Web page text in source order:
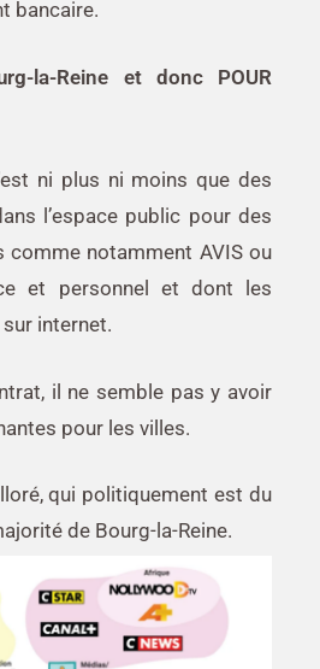
bancaire.
la-Reine et donc POUR
ni plus ni moins que des
l’espace public pour des
comme notamment AVIS ou
et personnel et dont les
internet.
il ne semble pas y avoir
pour les villes.
qui politiquement est du
de Bourg-la-Reine.